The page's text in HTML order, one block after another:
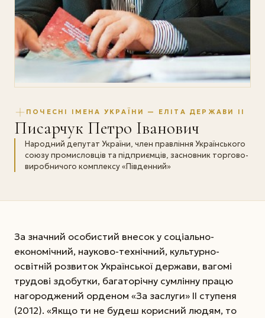
ПОЧЕСНІ ІМЕНА УКРАЇНИ — ЕЛІТА ДЕРЖАВИ II
Писарчук Петро Іванович
Народний депутат України, член правління Українського
союзу промисловців та підприємців, засновник торгово-
виробничого комплексу «Південний»
За значний особистий внесок у соціально-
економічний, науково-технічний, культурно-
освітній розвиток Української держави, вагомі
трудові здобутки, багаторічну сумлінну працю
нагороджений орденом «За заслуги» ІІ ступеня
(2012). «Якщо ти не будеш корисний людям, то